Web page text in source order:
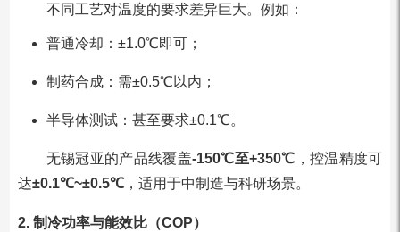
不同工艺对温度的要求差异巨大。例如：
普通冷却：±1.0℃即可；
制药合成：需±0.5℃以内；
半导体测试：甚至要求±0.1℃。
无锡冠亚的产品线覆盖-150℃至+350℃ ，控温精度可
达±0.1℃~±0.5℃，适用于中制造与科研场景。
2. 制冷功率与能效比（COP）